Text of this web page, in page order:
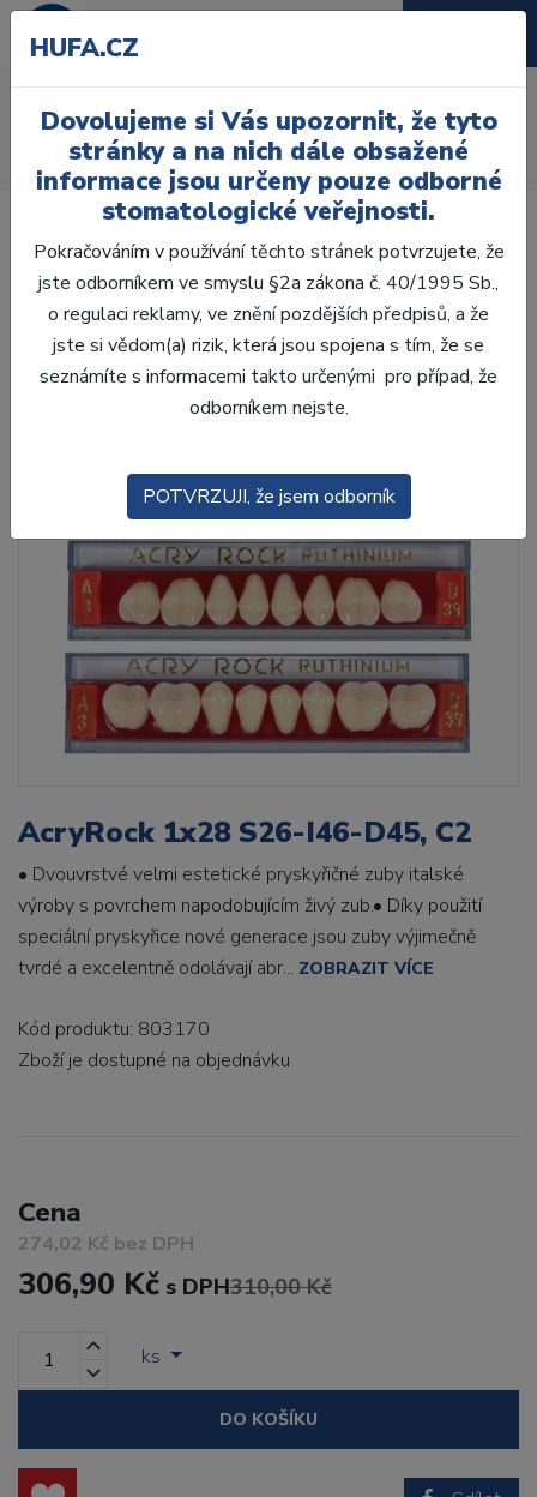
Úvod Zuby
AcryRock
AcryRock 1x28 S26-I46-D45, C2
AcryRock 1x28 S26-I46-D45, C2
• Dvouvrstvé velmi estetické pryskyřičné zuby italské
výroby s povrchem napodobujícím živý zub.• Díky použití
speciální pryskyřice nové generace jsou zuby výjimečně
tvrdé a excelentně odolávají abr... ZOBRAZIT VÍCE
Kód produktu: 803170
Zboží je dostupné na objednávku
Cena
274,02 Kč bez DPH
306,90 Kč s DPH310,00 Kč
ks
DO KOŠÍKU
HUFA.CZ
Dovolujeme si Vás upozornit, že tyto
stránky a na nich dále obsažené
informace jsou určeny pouze odborné
stomatologické veřejnosti.
Pokračováním v používání těchto stránek potvrzujete, že
jste odborníkem ve smyslu §2a zákona č. 40/1995 Sb.,
o regulaci reklamy, ve znění pozdějších předpisů, a že
jste si vědom(a) rizik, která jsou spojena s tím, že se
seznámíte s informacemi takto určenými pro případ, že
odborníkem nejste.
POTVRZUJI, že jsem odborník